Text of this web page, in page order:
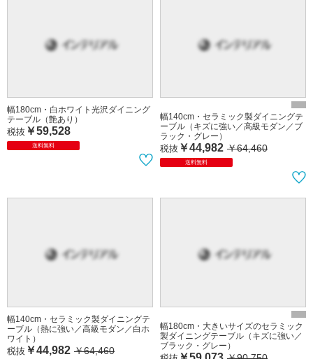
幅180cm・白ホワイト光沢ダイニング
テーブル（艶あり）
税抜 ￥59,528
送料無料
幅140cm・セラミック製ダイニングテ
ーブル（キズに強い／高級モダン／ブ
ラック・グレー）
税抜 ￥44,982 ￥64,460
送料無料
幅140cm・セラミック製ダイニングテ
ーブル（熱に強い／高級モダン／白ホ
ワイト）
税抜 ￥44,982 ￥64,460
幅180cm・大きいサイズのセラミック
製ダイニングテーブル（キズに強い／
ブラック・グレー）